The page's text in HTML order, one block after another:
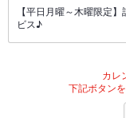
【平日月曜～木曜限定
ビス♪
カレ
下記ボタン